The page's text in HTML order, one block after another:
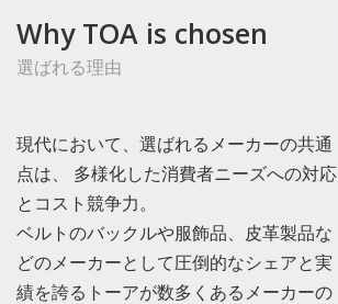
Why TOA is chosen
選ばれる理由
現代において、選ばれるメーカーの共通
点は、 多様化した消費者ニーズへの対応
とコスト競争力。
ベルトのバックルや服飾品、皮革製品な
どのメーカーとして圧倒的なシェアと実
績を誇るトーアが数多くあるメーカーの